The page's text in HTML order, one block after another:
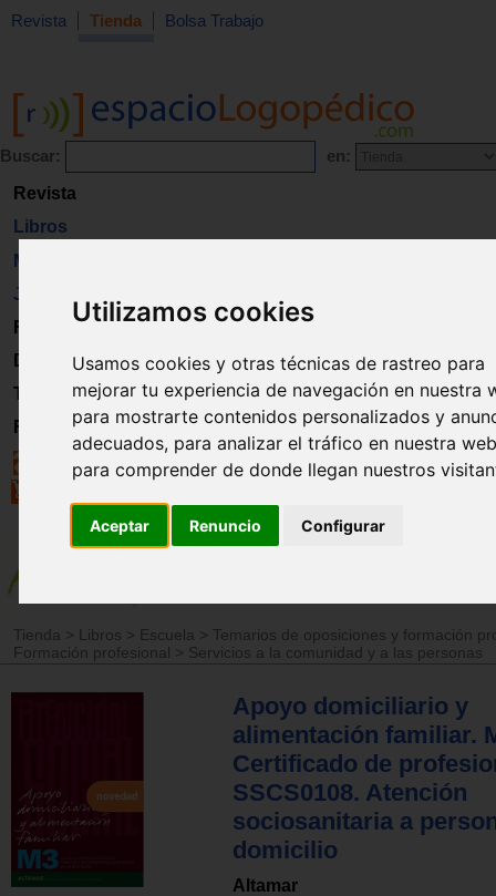
Utilizamos cookies
Usamos cookies y otras técnicas de rastreo para
mejorar tu experiencia de navegación en nuestra
para mostrarte contenidos personalizados y
adecuados, para analizar el tráfico en nuestra
para comprender de donde llegan nuestros
Aceptar Renuncio Configurar
Revista Tienda Bolsa Trabajo
Buscar: en:
Revista
Libros
Material
Juguetes
Formación
Directorio
Trabajo
Registro
Tienda > Libros > Escuela > Temarios de oposiciones y formación
Formación profesional > Servicios a la comunidad y a las personas
Apoyo domiciliario y
alimentación familiar.
Certificado de
SSCS0108. Atención
sociosanitaria a
domicilio
Altamar